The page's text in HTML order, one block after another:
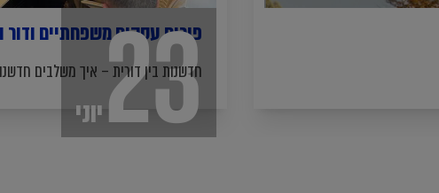
23יוני
פורום עסקים משפחתיים ודור
חדשנות בין דורית – איך משלבים